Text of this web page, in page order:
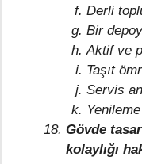
Derli
Bir
Aktif ve
Taşıt
Servis
Gövde
kolaylığı